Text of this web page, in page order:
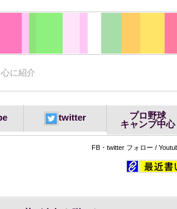
に紹介
twitter
プロ野球
キャンプ中心
FB・twitter フォロー /